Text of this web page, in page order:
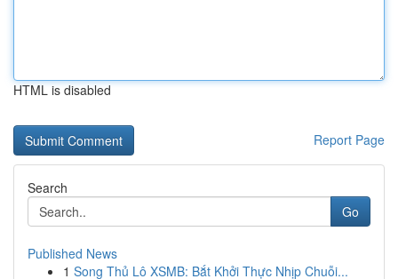
HTML is disabled
Report Page
Search
Go
Published News
1 Song Thủ Lô XSMB: Bắt Khởi Thực Nhịp Chuỗi...